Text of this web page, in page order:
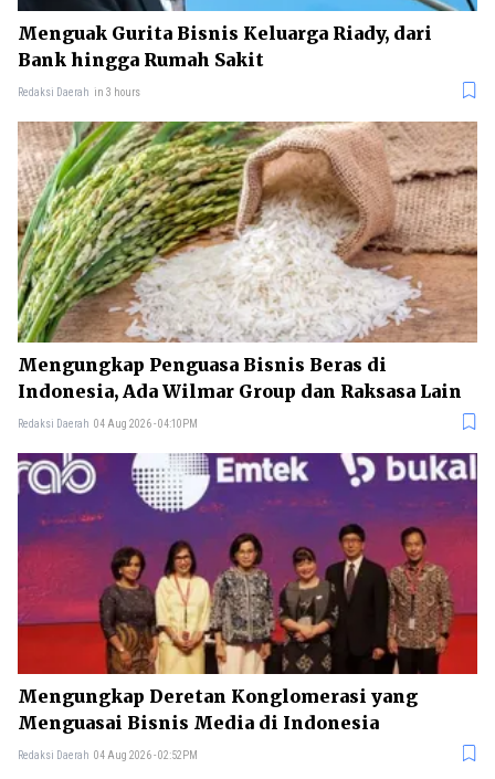
Menguak Gurita Bisnis Keluarga Riady, dari
Bank hingga Rumah Sakit
Redaksi Daerah in 3 hours
Mengungkap Penguasa Bisnis Beras di
Indonesia, Ada Wilmar Group dan Raksasa Lain
Redaksi Daerah 04 Aug 2026 - 04:10PM
Mengungkap Deretan Konglomerasi yang
Menguasai Bisnis Media di Indonesia
Redaksi Daerah 04 Aug 2026 - 02:52PM